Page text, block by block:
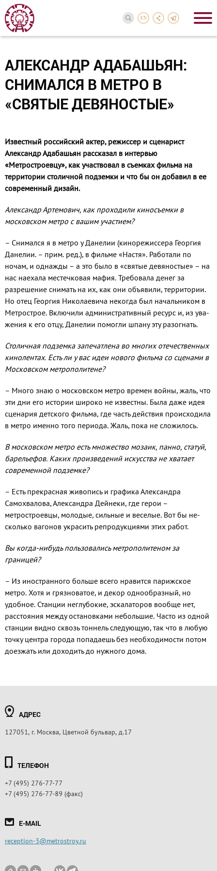
EN
АЛЕКСАНДР АДАБАШЬЯН:
СНИМАЛСЯ В МЕТРО В
«СВЯТЫЕ ДЕВЯНОСТЫЕ»
Известный российский актер, режиссер и сценарист
Александр Адабашьян рассказал в интервью
«Метростроевцу», как участвовал в съемках фильма на
территории столичной подземки и что бы он добавил в ее
современный дизайн.
Александр Артемович, как прохо­дили киносъемки в
московском ме­тро с вашим участием?
– Снимался я в метро у Дане­лии (кинорежиссера Георгия
Дане­лии. – прим. ред.), в фильме «Настя». Работали по
ночам, и однажды – а это было в «святые девяностые» – на
нас наехала местечковая ма­фия. Требовала денег за
разреше­ние снимать на их, как они объя­вили, территории.
Но отец Георгия Николаевича некогда был началь­ником в
Метрострое. Включили ад­министративный ресурс и, из ува­
жения к его отцу, Данелии помогли шпану эту разогнать.
Столичная подземка запечатлена во многих отечественных
кино­лентах. Есть ли у вас идеи нового фильма со сценами в
Московском метрополитене?
– Много знаю о московском метро времен войны, жаль, что
эти дни его истории широко не известны. Была даже идея
сцена­рия детского фильма, где часть действия происходила
в метро именно того периода. Жаль, пока не сложилось.
В московском метро есть множе­ство мозаик, панно, статуй,
ба­рельефов. Каких произведений ис­кусства не хватает
современной подземке?
– Есть прекрасная живопись и графика Александра
Самохва­лова, Александра Дейнеки, где ге­рои –
метростроевцы, молодые, сильные и веселые. Вот бы не­
сколько вагонов украсить репро­дукциями этих работ.
Вы когда-нибудь пользовались ме­трополитеном за
границей?
– Из иностранного больше всего нравится парижское
метро. Хотя и грязноватое, и декор одно­образный, но
удобное. Станции неглубокие, эскалаторов вообще нет,
расстояния между останов­ками небольшие. Часто из одной
станции видно сквозь тоннель следующую, так что в любую
точ­ку центра города попадаешь без необходимости потом
доезжать или доходить до нужного дома.
АДРЕС
127051, г. Москва, Цветной бульвар, д.17
ТЕЛЕФОН
+7 (495) 276-77-77
+7 (495) 276-77-89 (факс)
E-MAIL
reception-3@metrostroy.ru